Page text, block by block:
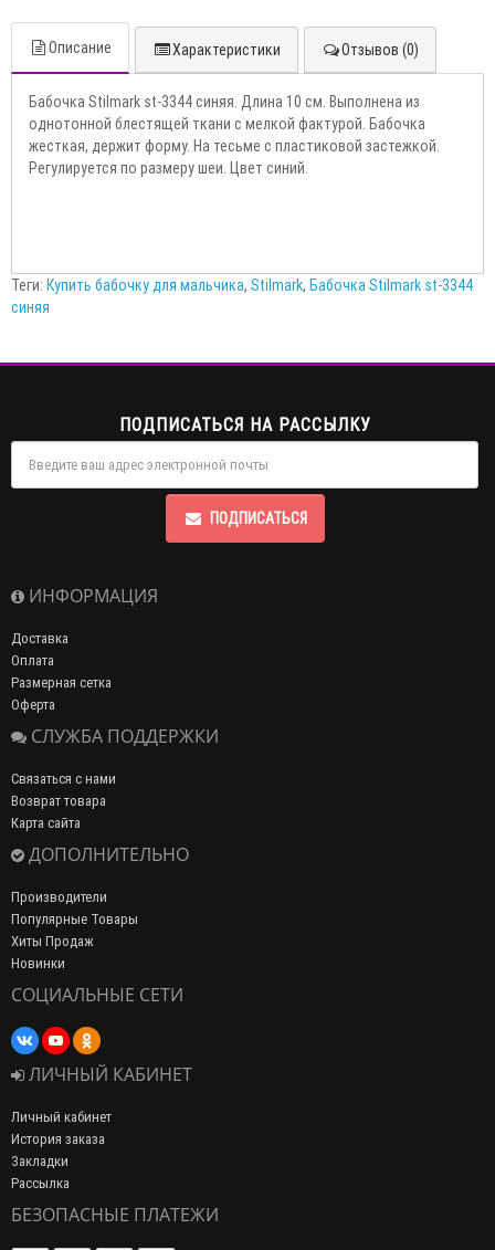
Описание Характеристики Отзывов (0)
Бабочка Stilmark st-3344 синяя. Длина 10 см. Выполнена из
однотонной блестящей ткани с мелкой фактурой. Бабочка
жесткая, держит форму. На тесьме с пластиковой застежкой.
Регулируется по размеру шеи. Цвет синий.
Теги: Купить бабочку для мальчика, Stilmark, Бабочка Stilmark st-3344
синяя
ПОДПИСАТЬСЯ НА РАССЫЛКУ
ПОДПИСАТЬСЯ
ИНФОРМАЦИЯ
Доставка
Оплата
Размерная сетка
Оферта
СЛУЖБА ПОДДЕРЖКИ
Связаться с нами
Возврат товара
Карта сайта
ДОПОЛНИТЕЛЬНО
Производители
Популярные Товары
Хиты Продаж
Новинки
СОЦИАЛЬНЫЕ СЕТИ
ЛИЧНЫЙ КАБИНЕТ
Личный кабинет
История заказа
Закладки
Рассылка
БЕЗОПАСНЫЕ ПЛАТЕЖИ